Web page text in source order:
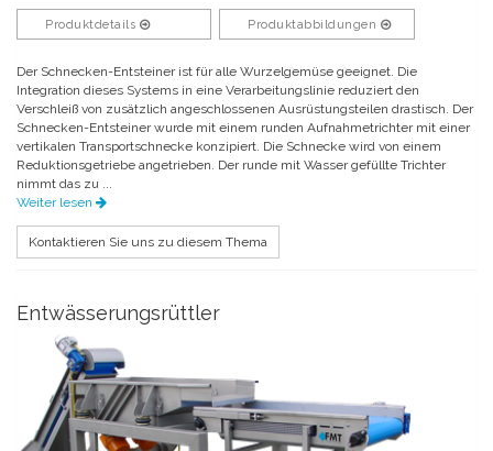
Produktdetails Produktabbildungen
Der Schnecken-Entsteiner ist für alle Wurzelgemüse geeignet. Die
Integration dieses Systems in eine Verarbeitungslinie reduziert den
Verschleiß von zusätzlich angeschlossenen Ausrüstungsteilen drastisch. Der
Schnecken-Entsteiner wurde mit einem runden Aufnahmetrichter mit einer
vertikalen Transportschnecke konzipiert. Die Schnecke wird von einem
Reduktionsgetriebe angetrieben. Der runde mit Wasser gefüllte Trichter
nimmt das zu ...
Weiter lesen
Kontaktieren Sie uns zu diesem Thema
Entwässerungsrüttler